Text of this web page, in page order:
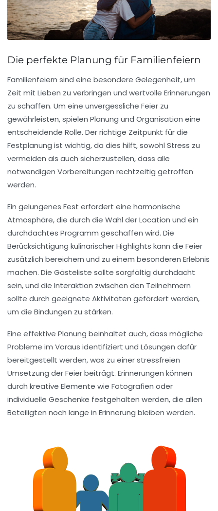
Die perfekte Planung für Familienfeiern
Familienfeiern sind eine besondere Gelegenheit, um
Zeit mit Lieben zu verbringen und wertvolle Erinnerungen
zu schaffen. Um eine unvergessliche Feier zu
gewährleisten, spielen Planung und Organisation eine
entscheidende Rolle. Der richtige Zeitpunkt für die
Festplanung ist wichtig, da dies hilft, sowohl Stress zu
vermeiden als auch sicherzustellen, dass alle
notwendigen Vorbereitungen rechtzeitig getroffen
werden.
Ein gelungenes Fest erfordert eine harmonische
Atmosphäre, die durch die Wahl derLocation und ein
durchdachtes Programm geschaffen wird. Die
Berücksichtigung kulinarischer Highlights kann die Feier
zusätzlich bereichern und zu einem besonderen Erlebnis
machen. Die Gästeliste sollte sorgfältig durchdacht
sein, und die Interaktion zwischen den Teilnehmern
sollte durch geeignete Aktivitäten gefördert werden,
um die Bindungen zu stärken.
Eine effektive Planung beinhaltet auch, dass mögliche
Probleme im Voraus identifiziert und Lösungen dafür
bereitgestellt werden, was zu einerstressfreien
Umsetzung der Feier beiträgt. Erinnerungen können
durch kreative Elemente wie Fotografien oder
individuelle Geschenke festgehalten werden, die allen
Beteiligten noch lange in Erinnerung bleiben werden.